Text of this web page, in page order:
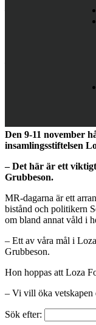
– Det finns stora
positiv förändring
Sabina Grubbeson
– Det är otroligt
Den 9-11 november
insamlingsstiftelsen
– Det här är ett
Grubbeson.
MR-dagarna är ett
bistånd och politikern
om bland annat våld i
– Ett av våra mål i
Grubbeson.
Hon hoppas att Loza
– Vi vill öka vetskapen
Sök efter: